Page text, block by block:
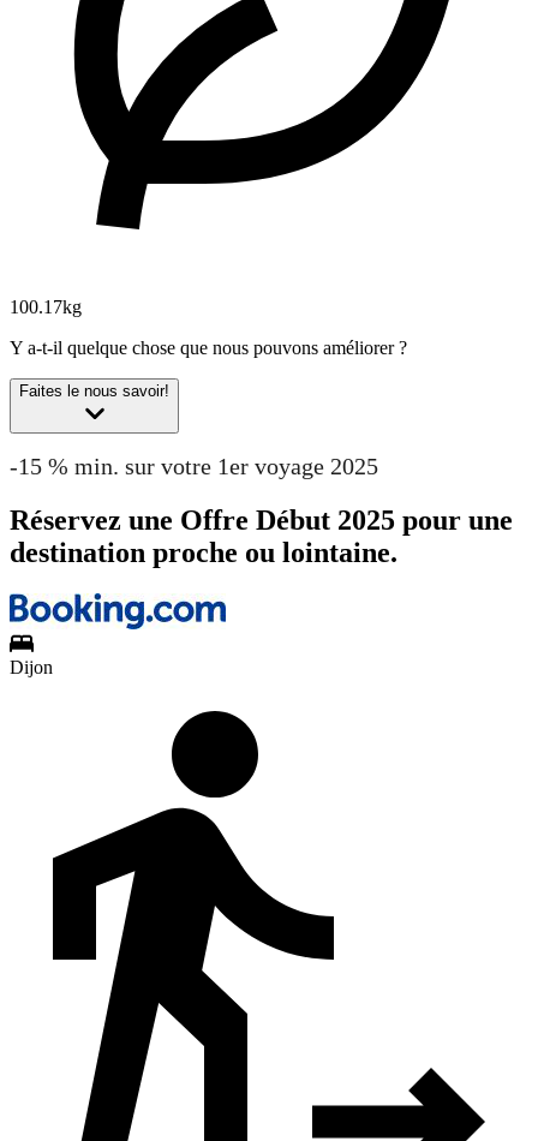
100.17kg
Y a-t-il quelque chose que nous pouvons améliorer ?
Faites le nous savoir!
-15 % min. sur votre 1er voyage 2025
Réservez une Offre Début 2025 pour une
destination proche ou lointaine.
Dijon